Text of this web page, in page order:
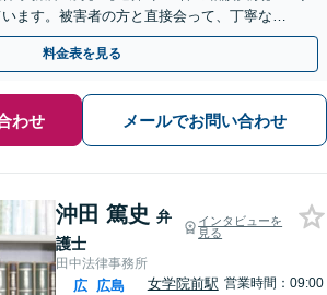
ます。被害者の方と直接会って、丁寧な示
物／詐欺事件にも対応。
料金表を見る
わせ メールでお問い合わせ
沖田 篤史 弁
護士
インタビューを
見る
田中法律事務所
広 広島
女学院前駅 営業時間：09:00